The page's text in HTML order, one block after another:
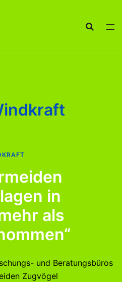
in
als
und Beratungsbüros
Zugvögel